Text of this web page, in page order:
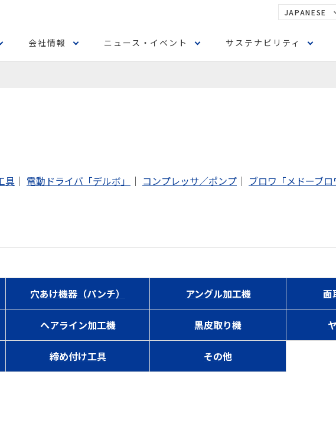
JAPANESE
会社情報 ニュース・イベント サステナビリティ
具 ｜ 電動ドライバ「デルボ」 ｜ コンプレッサ／ポンプ ｜ ブロワ「メドーブ
穴あけ機器（パンチ） アングル加工機 面
ヘアライン加工機 黒皮取り機
締め付け工具 その他